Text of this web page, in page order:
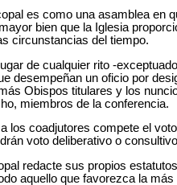
es como una asamblea en
bien que la Iglesia
circunstancias del tiempo.
de cualquier rito -
desempeñan un oficio por
Obispos titulares y los
miembros de la conferencia.
los coadjutores compete el
voto deliberativo o
redacte sus propios
aquello que favorezca la